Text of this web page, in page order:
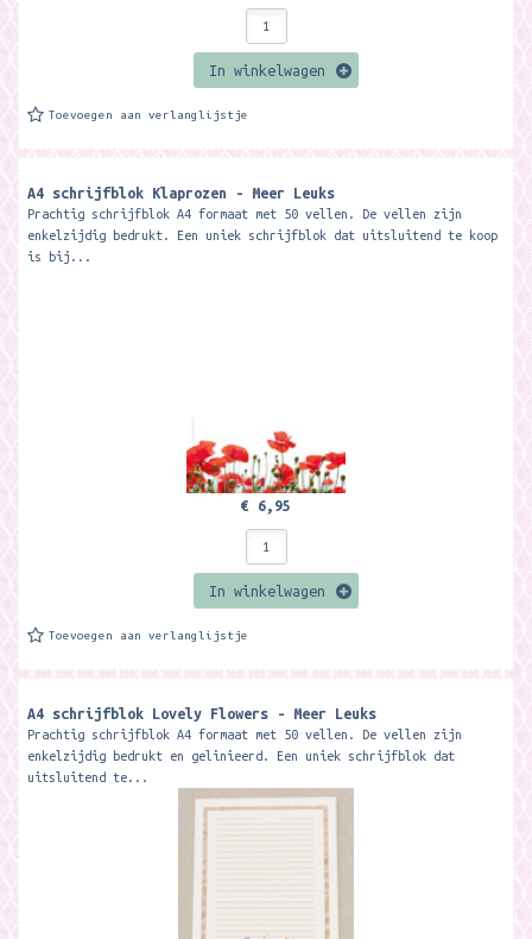
In winkelwagen
Toevoegen aan verlanglijstje
A4 schrijfblok Klaprozen - Meer Leuks
Prachtig schrijfblok A4 formaat met 50 vellen. De vellen zijn
enkelzijdig bedrukt. Een uniek schrijfblok dat uitsluitend te koop
is bij...
€ 6,95
In winkelwagen
Toevoegen aan verlanglijstje
A4 schrijfblok Lovely Flowers - Meer Leuks
Prachtig schrijfblok A4 formaat met 50 vellen. De vellen zijn
enkelzijdig bedrukt en gelinieerd. Een uniek schrijfblok dat
uitsluitend te...